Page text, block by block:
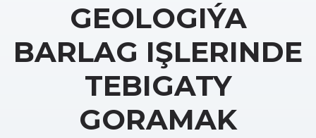
GEOLOGIÝA
BARLAG IŞLERINDE
TEBIGATY
GORAMAK